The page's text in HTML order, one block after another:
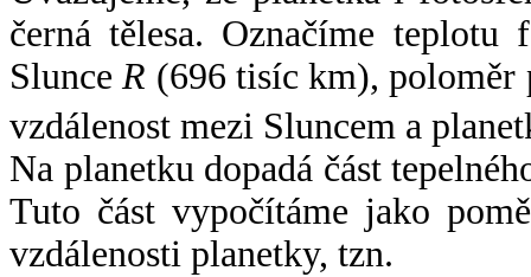
černá tělesa. Označíme
SlunceR (696 tisíc km),
vzdálenost mezi Sluncem a
Na planetku dopadá část
Tuto část vypočítáme jako
vzdálenosti planetky, tzn.